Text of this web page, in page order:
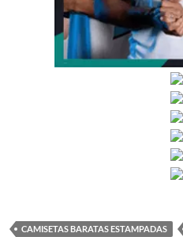
CAMISETAS BARATAS ESTAMPADAS